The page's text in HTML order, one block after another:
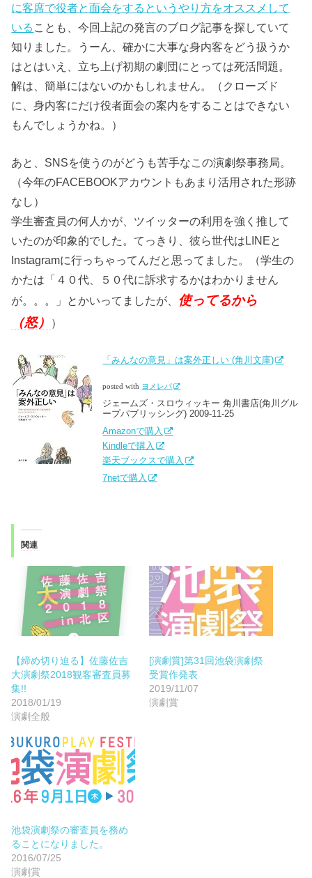
に客席で役者と面会をするというやり方をオススメして
いる ことも、今回上記の発言のブログ記事を探していて
知りました。うーん、確かに大事な身内客をどう扱うか
はとはいえ、立ち上げ初期の劇団にとっては死活問題。
解は、簡単にはないのかもしれません。（クローズド
に、身内客にだけ役者面会の案内をすることはできない
もんでしょうかね。）
あと、SNSを使うのがどうも苦手なこの演劇祭事務局。
（今年のFACEBOOKアカウントもあまり活用された形跡
なし）
学生審査員の何人かが、ツイッターの利用を強く推して
いたのが印象的でした。てっきり、彼ら世代はLINEと
Instagramに行っちゃってんだと思ってました。（学生の
かたは「４０代、５０代に訴求するかはわかりません
が。。。」とかいってましたが、 使ってるから
（怒）
）
「みんなの意見」は案外正しい (角川文庫)
posted with ヨメレバ
ジェームズ・スロウィッキー 角川書店(角川グル
ープパブリッシング) 2009-11-25
Amazonで購入
Kindleで購入
楽天ブックスで購入
7netで購入
関連
【締め切り迫る】佐藤佐吉
大演劇祭2018観客審査員募
集!!
2018/01/19
演劇全般
[演劇賞]第31回池袋演劇祭
受賞作発表
2019/11/07
演劇賞
池袋演劇祭の審査員を務め
ることになりました。
2016/07/25
演劇賞